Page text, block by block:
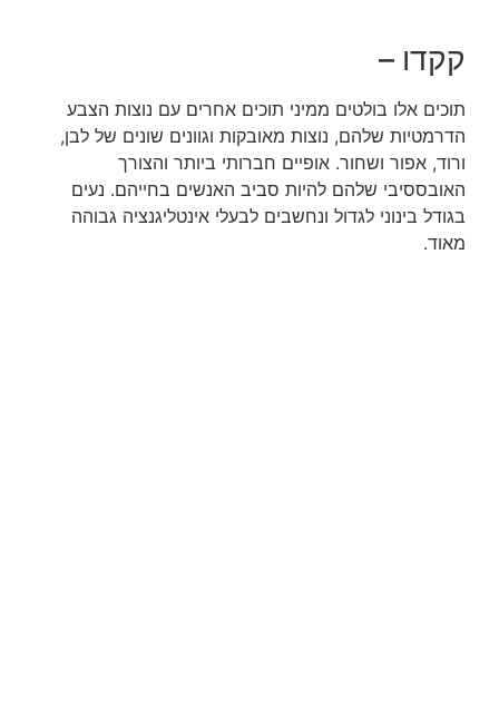
קקדו –
תוכים אלו בולטים ממיני תוכים אחרים עם נוצות הצבע
הדרמטיות שלהם, נוצות מאובקות וגוונים שונים של לבן,
ורוד, אפור ושחור. אופיים חברותי ביותר והצורך
האובססיבי שלהם להיות סביב האנשים בחייהם. נעים
בגודל בינוני לגדול ונחשבים לבעלי אינטליגנציה גבוהה
מאוד.